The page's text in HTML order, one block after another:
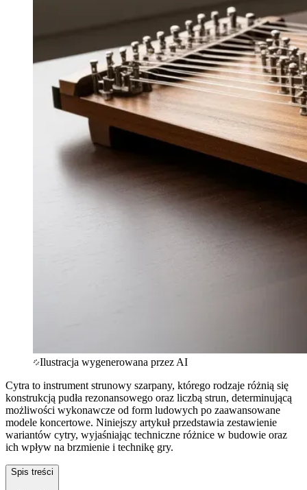
Ilustracja wygenerowana przez AI
Cytra to instrument strunowy szarpany, którego rodzaje różnią się
konstrukcją pudła rezonansowego oraz liczbą strun, determinującą
możliwości wykonawcze od form ludowych po zaawansowane
modele koncertowe. Niniejszy artykuł przedstawia zestawienie
wariantów cytry, wyjaśniając techniczne różnice w budowie oraz
ich wpływ na brzmienie i technikę gry.
Spis treści